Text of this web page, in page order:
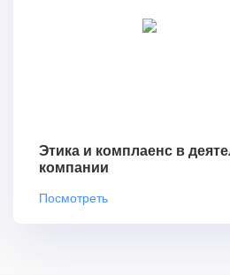
Этика и комплаенс в
компании
Посмотреть